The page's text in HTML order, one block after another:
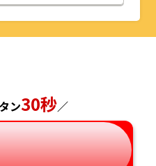
県
県
県
県
県
府
県
県
県
県
県
県
県
県
ン30秒／